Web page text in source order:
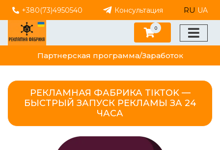
+380(73)4950540 Консультация RU UA
Партнерская программа/Заработок
0
РЕКЛАМНАЯ ФАБРИКА TIKTOK —
БЫСТРЫЙ ЗАПУСК РЕКЛАМЫ ЗА 24
ЧАСА